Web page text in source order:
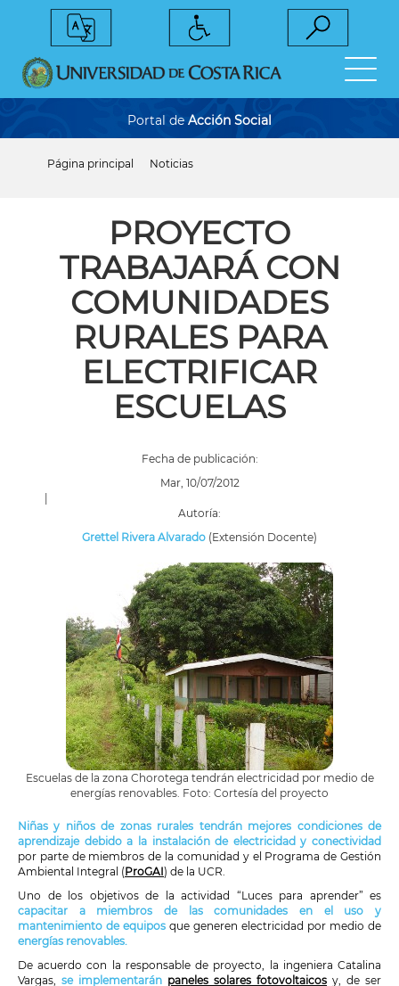
Portal de Acción Social
navegación
Página principal Noticias
PROYECTO
TRABAJARÁ CON
COMUNIDADES
RURALES PARA
ELECTRIFICAR
ESCUELAS
Fecha de publicación:
Mar, 10/07/2012
|
Autoría:
Grettel Rivera Alvarado (Extensión Docente)
Escuelas de la zona Chorotega tendrán electricidad por medio de
energías renovables. Foto: Cortesía del proyecto
Niñas y niños de zonas rurales tendrán mejores condiciones de
aprendizaje debido a la instalación de electricidad y conectividad
por parte de miembros de la comunidad y el Programa de Gestión
Ambiental Integral (ProGAI) de la UCR.
Uno de los objetivos de la actividad “Luces para aprender” es
capacitar a miembros de las comunidades en el uso y
mantenimiento de equipos que generen electricidad por medio de
energías renovables.
De acuerdo con la responsable de proyecto, la ingeniera Catalina
Vargas, se implementarán paneles solares fotovoltaicos y, de ser